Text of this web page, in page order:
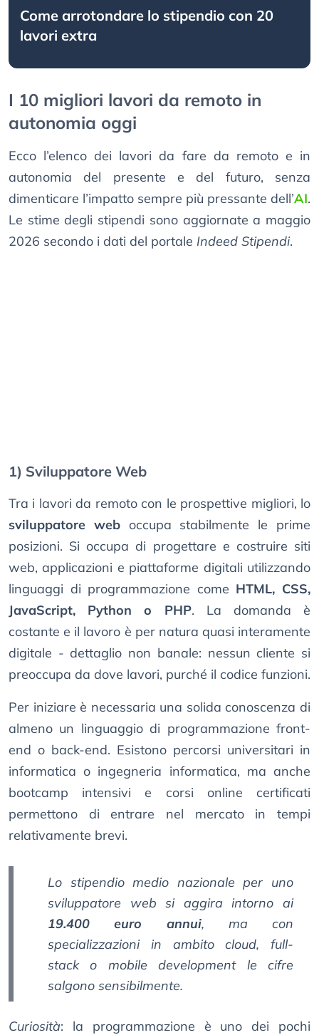
Come arrotondare lo stipendio con 20
lavori extra
I 10 migliori lavori da remoto in
autonomia oggi
Ecco l’elenco dei lavori da fare da remoto e in
autonomia del presente e del futuro, senza
dimenticare l’impatto sempre più pressante dell’AI.
Le stime degli stipendi sono aggiornate a maggio
2026 secondo i dati del portale Indeed Stipendi.
1) Sviluppatore Web
Tra i lavori da remoto con le prospettive migliori, lo
sviluppatore weboccupa stabilmente le prime
posizioni. Si occupa di progettare e costruire siti
web, applicazioni e piattaforme digitali utilizzando
linguaggi di programmazione come HTML, CSS,
JavaScript, Python o PHP. La domanda è
costante e il lavoro è per natura quasi interamente
digitale - dettaglio non banale: nessun cliente si
preoccupa da dove lavori, purché il codice funzioni.
Per iniziare è necessaria una solida conoscenza di
almeno un linguaggio di programmazione front-
end o back-end. Esistono percorsi universitari in
informatica o ingegneria informatica, ma anche
bootcamp intensivi e corsi online certificati
permettono di entrare nel mercato in tempi
relativamente brevi.
Lo stipendio medio nazionale per uno
sviluppatore web si aggira intorno ai
19.400 euro annui, ma con
specializzazioni in ambito cloud, full-
stack o mobile development le cifre
salgono sensibilmente.
Curiosità: la programmazione è uno dei pochi